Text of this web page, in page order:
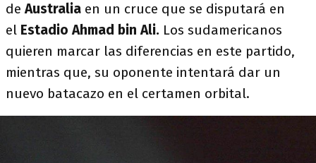
deAustralia en un cruce que se disputará en
el Estadio Ahmad bin Ali. Los sudamericanos
quieren marcar las diferencias en este partido,
mientras que, su oponente intentará dar un
nuevo batacazo en el certamen orbital.